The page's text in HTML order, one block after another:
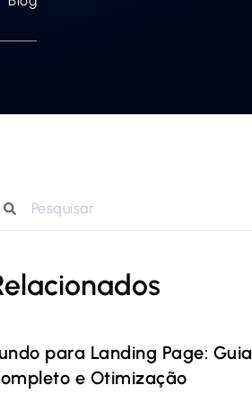
para Landing Page: Guia
e Otimização